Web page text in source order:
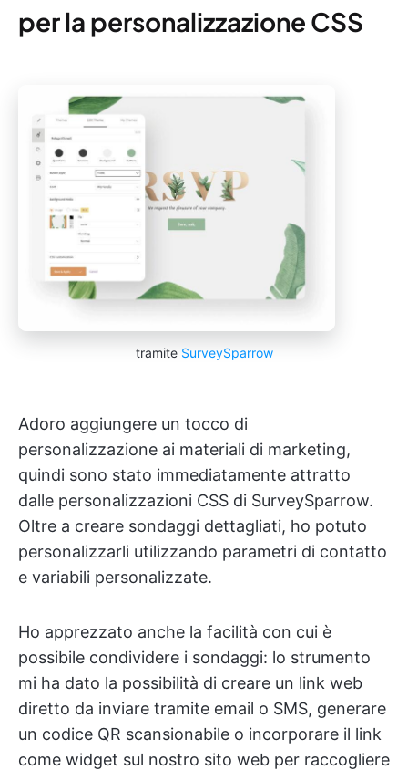
per la personalizzazione CSS
tramite SurveySparrow
Adoro aggiungere un tocco di
personalizzazione ai materiali di marketing,
quindi sono stato immediatamente attratto
dalle personalizzazioni CSS di SurveySparrow.
Oltre a creare sondaggi dettagliati, ho potuto
personalizzarli utilizzando parametri di contatto
e variabili personalizzate.
Ho apprezzato anche la facilità con cui è
possibile condividere i sondaggi: lo strumento
mi ha dato la possibilità di creare un link web
diretto da inviare tramite email o SMS, generare
un codice QR scansionabile o incorporare il link
come widget sul nostro sito web per raccogliere